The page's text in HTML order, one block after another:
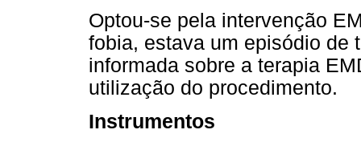
Optou-se pela intervenção
fobia, estava um episódio de
informada sobre a terapia
utilização do procedimento.
Instrumentos